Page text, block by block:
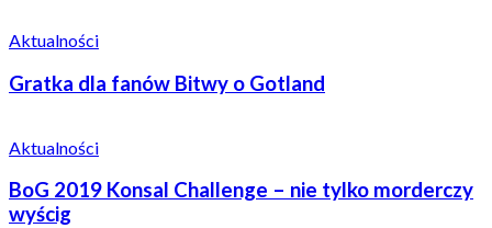
Aktualności
Gratka dla fanów Bitwy o Gotland
Aktualności
BoG 2019 Konsal Challenge – nie tylko morderczy
wyścig